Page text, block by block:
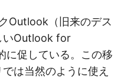
Outlook（旧来のデス
いOutlook for
に促している。この移
は当然のように使え